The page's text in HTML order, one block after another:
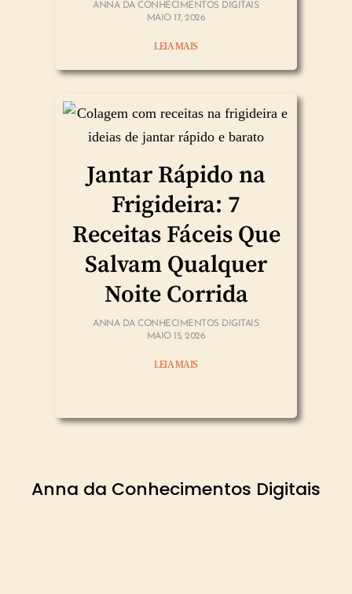
ANNA DA CONHECIMENTOS DIGITAIS
MAIO 17, 2026
LEIA MAIS
Jantar Rápido na
Frigideira: 7
Receitas Fáceis Que
Salvam Qualquer
Noite Corrida
ANNA DA CONHECIMENTOS DIGITAIS
MAIO 15, 2026
LEIA MAIS
Anna da Conhecimentos Digitais